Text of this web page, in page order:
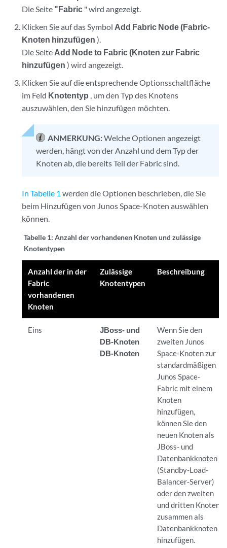
Die Seite "Fabric " wird angezeigt.
Klicken Sie auf das Symbol Add Fabric Node (Fabric-
Knoten hinzufügen ).
Die Seite Add Node to Fabric (Knoten zur Fabric
hinzufügen ) wird angezeigt.
Klicken Sie auf die entsprechende Optionsschaltfläche
im Feld Knotentyp , um den Typ des Knotens
auszuwählen, den Sie hinzufügen möchten.
ANMERKUNG:Welche Optionen angezeigt
werden, hängt von der Anzahl und dem Typ der
Knoten ab, die bereits Teil der Fabric sind.
In Tabelle 1 werden die Optionen beschrieben, die Sie
beim Hinzufügen von Junos Space-Knoten auswählen
können.
Tabelle 1:Anzahl der vorhandenen Knoten und zulässige
Knotentypen
Anzahl der in der
Fabric
vorhandenen
Knoten
Zulässige
Knotentypen
Beschreibung
Eins
JBoss- und
DB-Knoten
DB-Knoten
Wenn Sie den
zweiten Junos
Space-Knoten zur
standardmäßigen
Junos Space-
Fabric mit einem
Knoten
hinzufügen,
können Sie den
neuen Knoten als
JBoss- und
Datenbankknoten
(Standby-Load-
Balancer-Server)
oder den zweiten
und dritten Knoten
zusammen als
Datenbankknoten
hinzufügen.